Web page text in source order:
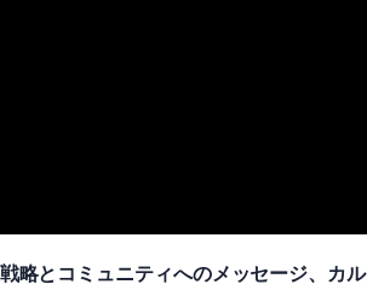
略とコミュニティへのメッセージ、カル